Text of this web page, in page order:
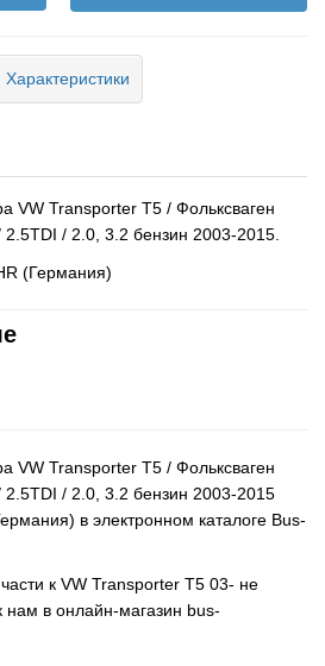
Характеристики
VW Transporter T5 / Фольксваген
/ 2.0, 3.2 бензин 2003-2015.
(Германия)
VW Transporter T5 / Фольксваген
/ 2.0, 3.2 бензин 2003-2015
в электронном каталоге Bus-
к VW Transporter T5 03- не
нам в онлайн-магазин bus-